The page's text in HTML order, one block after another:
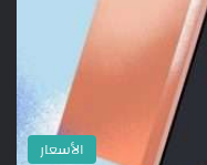
الأسعار